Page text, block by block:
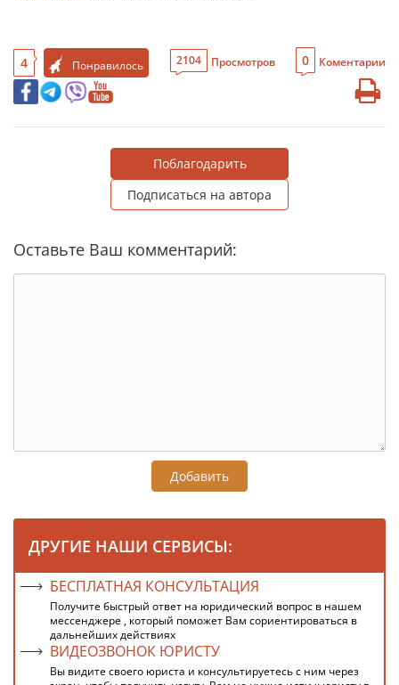
4 Понравилось 2104 Просмотров 0 Коментарии
Поблагодарить
Подписаться на автора
Оставьте Ваш комментарий:
Добавить
ДРУГИЕ НАШИ СЕРВИСЫ:
БЕСПЛАТНАЯ КОНСУЛЬТАЦИЯ
Получите быстрый ответ на юридический вопрос в нашем
мессенджере , который поможет Вам сориентироваться в
дальнейших действиях
ВИДЕОЗВОНОК ЮРИСТУ
Вы видите своего юриста и консультируетесь с ним через